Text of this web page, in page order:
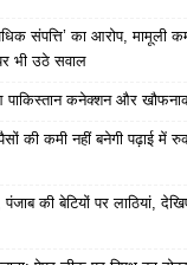
संपत्ति’ का आरोप, मामूली
भी उठे सवाल
पाकिस्तान कनेक्शन और
की कमी नहीं बनेगी पढ़ाई में
की बेटियों पर लाठियां,